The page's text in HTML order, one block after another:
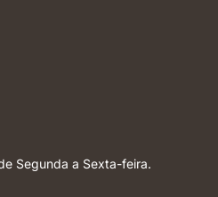
Segunda a Sexta-feira.